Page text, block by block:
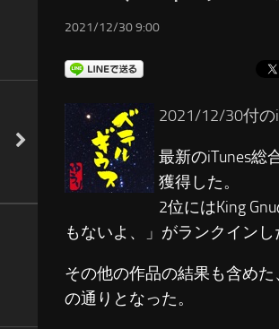
2021/12/30 9:00
2021/12/30付の
最新のiTunes総
獲得した。
2位にはKing
もないよ、」がランクインし
その他の作品の結果も含め
の通りとなった。